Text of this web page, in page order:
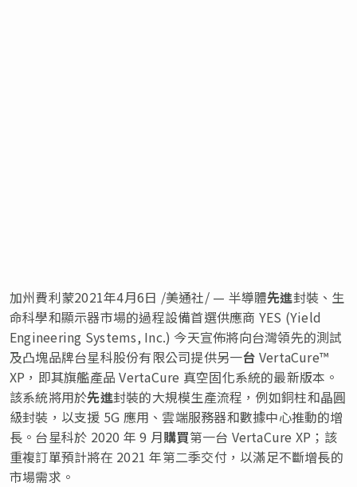
加州費利蒙2021年4月6日 /美通社/ — 半導體先進封裝、生
命科學和顯示器市場的過程設備首選供應商 YES (Yield
Engineering Systems, Inc.) 今天宣佈將向台灣領先的測試
及凸塊品牌台星科股份有限公司提供另一台 VertaCure™
XP，即其旗艦產品 VertaCure 真空固化系統的最新版本。
該系統將用於先進封裝的大規模生產流程，例如銅柱和晶圓
級封裝，以支援 5G 應用、雲端服務器和數據中心推動的增
長。台星科於 2020 年 9 月購買第一台 VertaCure XP；該
重複訂單預計將在 2021 年第二季交付，以滿足不斷增長的
市場需求。